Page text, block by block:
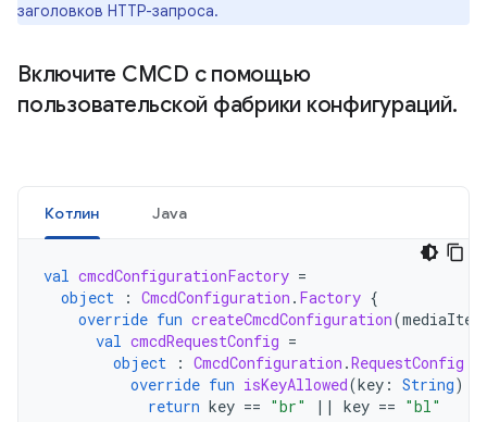
заголовков HTTP-запроса.
Включите CMCD с помощью
пользовательской фабрики конфигураций.
Котлин Java
val cmcdConfigurationFactory =
object
: CmcdConfiguration . Factory {
override fun createCmcdConfiguration(mediaItem
val cmcdRequestConfig =
object
: CmcdConfiguration .RequestConfig
override fun isKeyAllowed(key : String):
return key == "br" || key == "bl"